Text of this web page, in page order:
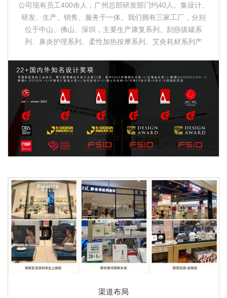
公司现有员工400余人，广州总部研发部门约40人。集设计、
研发、生产、销售、服务于一体。我们拥有三家工厂，分别
位于中山、佛山、深圳，主要生产康复系列、刮痧拔罐系
列、鼻炎护理系列、柔性加热按摩系列、艾灸耗材系列产
渠道布局